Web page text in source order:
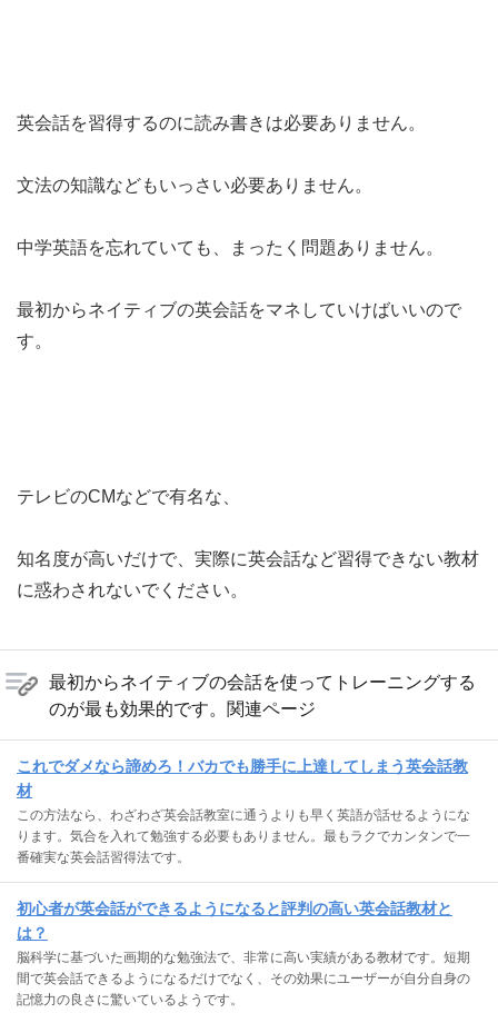
英会話を習得するのに読み書きは必要ありません。
文法の知識などもいっさい必要ありません。
中学英語を忘れていても、まったく問題ありません。
最初からネイティブの英会話をマネしていけばいいので
す。
テレビのCMなどで有名な、
知名度が高いだけで、実際に英会話など習得できない教材
に惑わされないでください。
最初からネイティブの会話を使ってトレーニングする
のが最も効果的です。関連ページ
これでダメなら諦めろ！バカでも勝手に上達してしまう英会話教
材
この方法なら、わざわざ英会話教室に通うよりも早く英語が話せるようにな
ります。気合を入れて勉強する必要もありません。最もラクでカンタンで一
番確実な英会話習得法です。
初心者が英会話ができるようになると評判の高い英会話教材と
は？
脳科学に基づいた画期的な勉強法で、非常に高い実績がある教材です。短期
間で英会話できるようになるだけでなく、その効果にユーザーが自分自身の
記憶力の良さに驚いているようです。